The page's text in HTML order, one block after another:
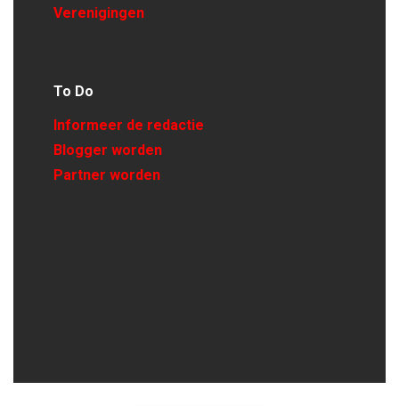
Verenigingen
To Do
Informeer de redactie
Blogger worden
Partner worden